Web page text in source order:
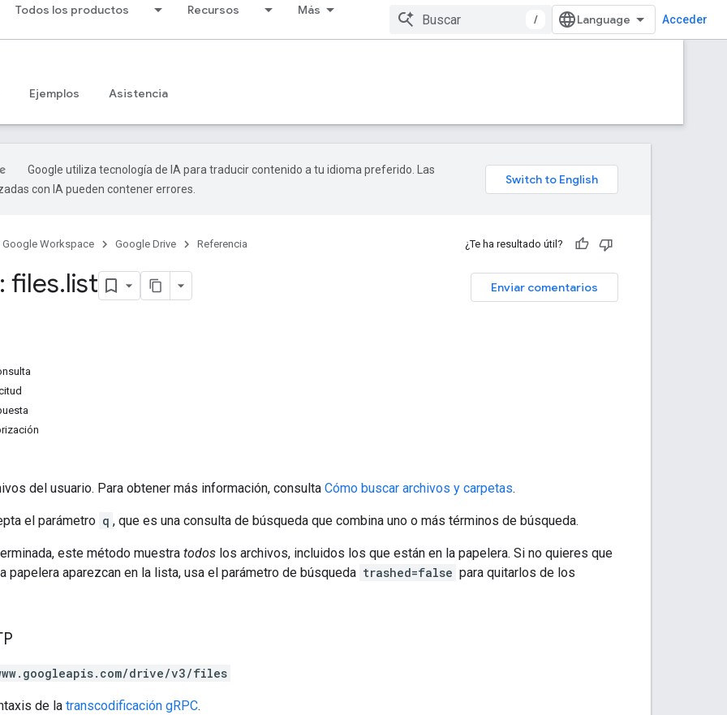
Todos los productos Recursos Más
/ Acceder
Ejemplos Asistencia
Google utiliza tecnología de IA para traducir contenido a tu idioma preferido. Las
con IA pueden contener errores.
Google Workspace Google Drive Referencia ¿Te ha resultado útil?
Enviar comentarios
files.list
del usuario. Para obtener más información, consulta Cómo buscar archivos y carpetas.
el parámetro q , que es una consulta de búsqueda que combina uno o más términos de búsqueda.
este método muestra todos los archivos, incluidos los que están en la papelera. Si no quieres que
papelera aparezcan en la lista, usa el parámetro de búsqueda trashed=false para quitarlos de los
drive/v3/files
de la transcodificación gRPC.